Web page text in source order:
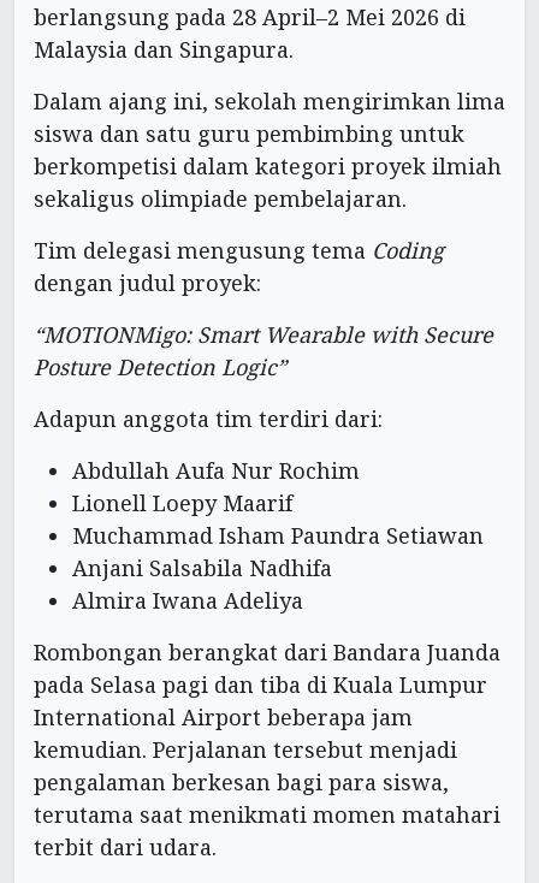
berlangsung pada 28 April–2 Mei 2026 di
Malaysia dan Singapura.
Dalam ajang ini, sekolah mengirimkan lima
siswa dan satu guru pembimbing untuk
berkompetisi dalam kategori proyek ilmiah
sekaligus olimpiade pembelajaran.
Tim delegasi mengusung tema Coding
dengan judul proyek:
“MOTIONMigo: Smart Wearable with Secure
Posture Detection Logic”
Adapun anggota tim terdiri dari:
Abdullah Aufa Nur Rochim
Lionell Loepy Maarif
Muchammad Isham Paundra Setiawan
Anjani Salsabila Nadhifa
Almira Iwana Adeliya
Rombongan berangkat dari Bandara Juanda
pada Selasa pagi dan tiba di Kuala Lumpur
International Airport beberapa jam
kemudian. Perjalanan tersebut menjadi
pengalaman berkesan bagi para siswa,
terutama saat menikmati momen matahari
terbit dari udara.